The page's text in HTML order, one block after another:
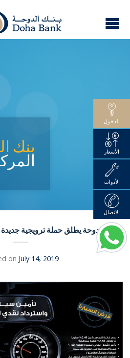
بنك
بنك الدوحة يطلق حملة ترويجية
on July 14, 2019
الدخول
الأسعار
الأدوات
الاتصال